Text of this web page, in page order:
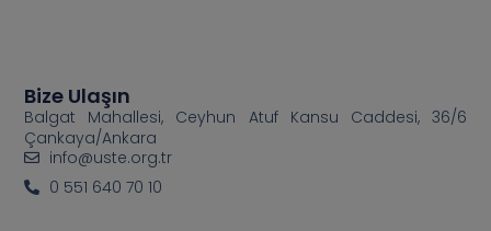
Bize Ulaşın
Balgat Mahallesi, Ceyhun Atuf Kansu Caddesi, 36/6
Çankaya/Ankara
info@uste.org.tr
0 551 640 70 10